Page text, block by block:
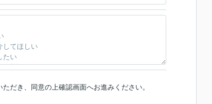
ただき、同意の上確認画面へお進みください。